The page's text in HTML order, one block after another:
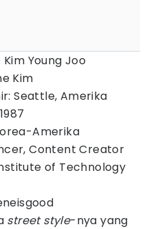
Young Joo
Kim
Seattle, Amerika
Amerika
Content Creator
of Technology
street style-nya yang